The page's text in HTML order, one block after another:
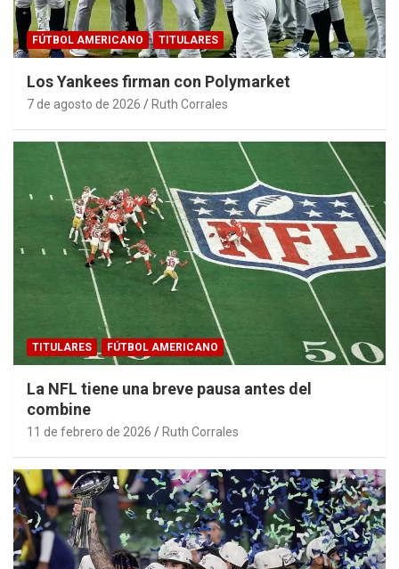
FÚTBOL AMERICANO TITULARES
Los Yankees firman con Polymarket
7 de agosto de 2026 Ruth Corrales
TITULARES FÚTBOL AMERICANO
La NFL tiene una breve pausa antes del
combine
11 de febrero de 2026 Ruth Corrales